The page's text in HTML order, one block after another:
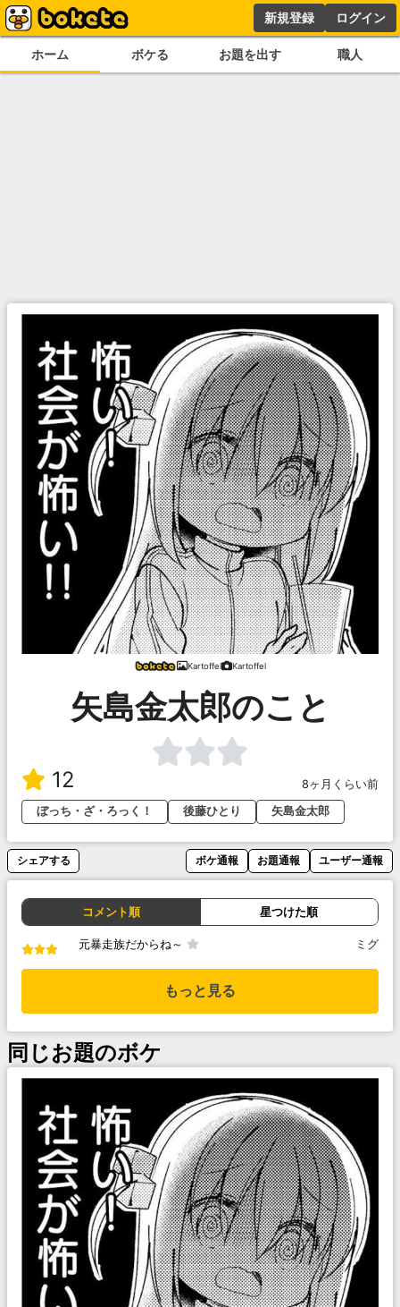
新規登録 ログイン
ホーム ボケる お題を出す 職人
Kartoffel Kartoffel
矢島金太郎のこと
12
8ヶ月くらい前
ぼっち・ざ・ろっく！
後藤ひとり 矢島金太郎
シェアする ボケ通報 お題通報 ユーザー通報
コメント順 星つけた順
元暴走族だからね～ ミグ
もっと見る
同じお題のボケ